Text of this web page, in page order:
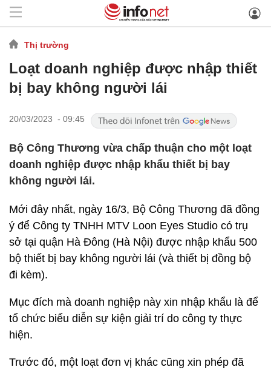
Thị trường
Loạt doanh nghiệp được nhập thiết
bị bay không người lái
20/03/2023 - 09:45
Bộ Công Thương vừa chấp thuận cho một loạt
doanh nghiệp được nhập khẩu thiết bị bay
không người lái.
Mới đây nhất, ngày 16/3, Bộ Công Thương đã đồng
ý để Công ty TNHH MTV Loon Eyes Studio có trụ
sở tại quận Hà Đông (Hà Nội) được nhập khẩu 500
bộ thiết bị bay không người lái (và thiết bị đồng bộ
đi kèm).
Mục đích mà doanh nghiệp này xin nhập khẩu là để
tổ chức biểu diễn sự kiện giải trí do công ty thực
hiện.
Trước đó, một loạt đơn vị khác cũng xin phép đã